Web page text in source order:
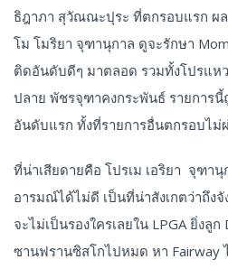
ธิฎาภา สุวัณณะปุระ ที่ตกรอบแรก ผล
โม โมริยา จุฑานุกาล ดูจะรักษา
ติดอันดับดีๆ มาตลอด รวมทั้งโปรแห
ปลาย พัชรจุฑาคงกระพันธ์ รายการ
อันดับแรก ทั้งที่รายการอื่นตกรอบไ
ที่น่าเสียดายคือ โปรเม เอริยา จุฑา
อารมณ์ได้ไม่ดี เป็นที่น่าสังเกตว่าถึง
จะไม่เป็นรองใครเลยใน LPGA ยิ่งลู
ซานฟรานซิสโกไปหมด หา Fairway